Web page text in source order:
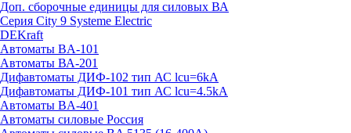
Доп. сборочные единицы для силовых ВА
Серия City 9 Systeme Electric
DEKraft
Автоматы BA-101
Автоматы ВА-201
Дифавтоматы ДИФ-102 тип АС lcu=6kA
Дифавтоматы ДИФ-101 тип АС lcu=4.5kA
Автоматы BA-401
Автоматы силовые Россия